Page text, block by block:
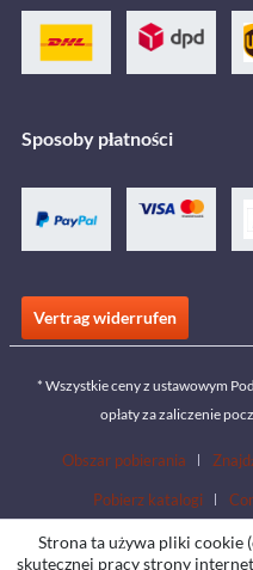
Sposoby płatności
Vertrag widerrufen
* Wszystkie ceny z ustawowym
opłaty za zaliczenie
Obszar pobierania
Pobierz katalogi
Strona ta używa pliki cookie
skutecznej pracy strony